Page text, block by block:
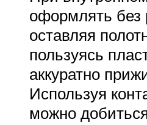
оформлять без
оставляя
пользуясь
аккуратно
Используя
можно